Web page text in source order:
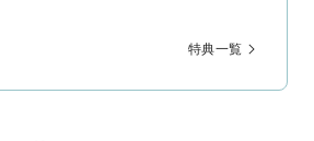
特典一覧